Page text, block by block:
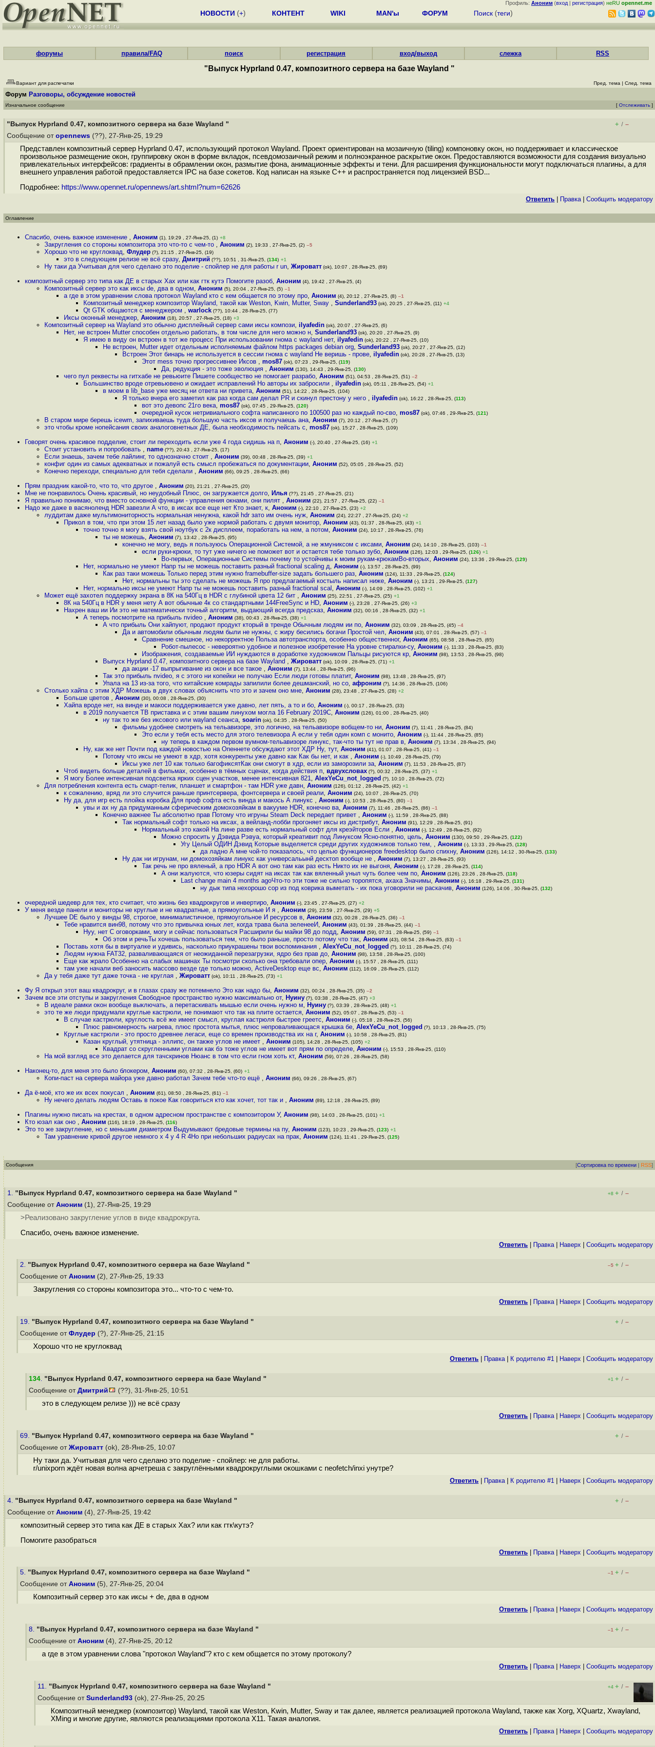
Профиль: Аноним (вход | регистрация) неRU opennet.me
НОВОСТИ (+) КОНТЕНТ WIKI MAN'ы ФОРУМ Поиск (теги)
форумы правила/FAQ поиск регистрация вход/выход слежка RSS
"Выпуск Hyprland 0.47, композитного сервера на базе Wayland "
Вариант для распечатки Пред. тема | След. тема
Форум Разговоры, обсуждение новостей
Изначальное сообщение [ Отслеживать ]
"Выпуск Hyprland 0.47, композитного сервера на базе Wayland " + / –
Сообщение от opennews (??), 27-Янв-25, 19:29
Представлен композитный сервер Hyprland 0.47, использующий протокол Wayland. Проект ориентирован на мозаичную (tiling) компоновку окон, но поддерживает и классическое
произвольное размещение окон, группировку окон в форме вкладок, псевдомозаичный режим и полноэкранное раскрытие окон. Предоставляются возможности для создания визуально
привлекательных интерфейсов: градиенты в обрамлении окон, размытие фона, анимационные эффекты и тени. Для расширения функциональности могут подключаться плагины, а для
внешнего управления работой предоставляется IPC на базе сокетов. Код написан на языке С++ и распространяется под лицензией BSD...
Подробнее: https://www.opennet.ru/opennews/art.shtml?num=62626
Ответить Правка| Cообщить модератору
Оглавление
Спасибо, очень важное изменение , Аноним (1), 19:29 , 27-Янв-25, (1) +8
Закругления со стороны композитора это что-то с чем-то , Аноним (2), 19:33 , 27-Янв-25, (2) –5
Хорошо что не круглоквад, Флудер (?), 21:15 , 27-Янв-25, (19)
это в следующем релизе не всё сразу, Дмитрий (??), 10:51 , 31-Янв-25, (134) +1
Ну таки да Учитывая для чего сделано это поделие - спойлер не для работы r un, Жироватт (ok), 10:07 , 28-Янв-25, (69)
композитный сервер это типа как ДЕ в старых Хах или как гтк кутэ Помогите разоб, Аноним (4), 19:42 , 27-Янв-25, (4)
Композитный сервер это как иксы de, два в одном, Аноним (5), 20:04 , 27-Янв-25, (5) –1
а где в этом уравнении слова протокол Wayland кто с кем общается по этому про, Аноним (4), 20:12 , 27-Янв-25, (8) –1
Композитный менеджер композитор Wayland, такой как Weston, Kwin, Mutter, Sway , Sunderland93 (ok), 20:25 , 27-Янв-25, (11) +4
Qt GTK общаются с менеджером , warlock (??), 10:44 , 28-Янв-25, (77)
Иксы оконный менеджер, Аноним (18), 20:57 , 27-Янв-25, (18) +3
Композитный сервер на Wayland это обычно дисплейный сервер сами иксы компози, ilyafedin (ok), 20:07 , 27-Янв-25, (6)
Нет, не встроен Mutter способен отдельно работать, в том числе для него можно н, Sunderland93 (ok), 20:20 , 27-Янв-25, (9)
Я имею в виду он встроен в тот же процесс При использовании гнома с wayland нет, ilyafedin (ok), 20:22 , 27-Янв-25, (10)
Не встроен, Mutter идет отдельным исполняемым файлом https packages debian org, Sunderland93 (ok), 20:27 , 27-Янв-25, (12)
Встроен Этот бинарь не используется в сессии гнома с wayland Не веришь - прове, ilyafedin (ok), 20:28 , 27-Янв-25, (13)
Этот mess точно прогрессивнее Иксов , mos87 (ok), 07:23 , 29-Янв-25, (119)
Да, редукция - это тоже эволюция , Аноним (130), 14:43 , 29-Янв-25, (130)
чего пул реквесты на гитхабе не ревьюите Пишете сообщество не помогает разрабо, Аноним (51), 04:53 , 28-Янв-25, (51) –2
Большинство вроде отревьювено и ожидает исправлений Но авторы их забросили , ilyafedin (ok), 05:11 , 28-Янв-25, (54) +1
в моем в lib_base уже месяц ни ответа ни привета, Аноним (51), 14:22 , 28-Янв-25, (104)
Я только вчера его заметил как раз когда сам делал PR и скинул престону у него , ilyafedin (ok), 16:22 , 28-Янв-25, (113)
вот это девопс 21го века, mos87 (ok), 07:45 , 29-Янв-25, (120)
очередной кусок нетривиального софта написанного по 100500 раз но каждый по-сво, mos87 (ok), 07:46 , 29-Янв-25, (121)
В старом мире берешь icewm, запихиваешь туда большую часть иксов и получаешь ана, Аноним (7), 20:12 , 27-Янв-25, (7)
это чтобы кроме нопейсания своих аналоговнетных ДЕ, была необходимость пейсать с, mos87 (ok), 15:27 , 28-Янв-25, (109)
Говорят очень красивое подделие, стоит ли переходить если уже 4 года сидишь на п, Аноним (-), 20:40 , 27-Янв-25, (16) +1
Стоит установить и попробовать , name (??), 20:43 , 27-Янв-25, (17)
Если знаешь, зачем тебе лайлинг, то однозначно стоит , Аноним (39), 00:48 , 28-Янв-25, (39) +1
конфиг один из самых адекватных и пожалуй есть смысл пробежаться по документации, Аноним (52), 05:05 , 28-Янв-25, (52)
Конечно переходи, специально для тебя сделали , Аноним (66), 09:25 , 28-Янв-25, (66)
Прям праздник какой-то, что то, что другое , Аноним (20), 21:21 , 27-Янв-25, (20)
Мне не понравилось Очень красивый, но неудобный Плюс, он загружается долго, Илья (??), 21:45 , 27-Янв-25, (21)
Я правильно понимаю, что вместо основной функции - управления окнами, они пилят , Аноним (22), 21:57 , 27-Янв-25, (22) –1
Надо же даже в васяноленд HDR завезли А что, в иксах все еще нет Кто знает, к, Аноним (-), 22:10 , 27-Янв-25, (23) +2
луддитам даже мультимониторность нормальная ненужна, какой hdr зато им очень нуж, Аноним (24), 22:27 , 27-Янв-25, (24) +2
Прикол в том, что при этом 15 лет назад было уже нормой работать с двумя монитор, Аноним (43), 01:37 , 28-Янв-25, (43) +1
точно точно я могу взять свой ноутбук с 2к дисплеем, поработать на нем, а потом, Аноним (24), 10:17 , 28-Янв-25, (76)
ты не можешь, Аноним (7), 13:42 , 28-Янв-25, (95)
конечно не могу, ведь я пользуюсь Операционной Системой, а не жмуниксом с иксами, Аноним (24), 14:10 , 28-Янв-25, (103) –1
если руки-крюки, то тут уже ничего не поможет вот и остается тебе только зубо, Аноним (126), 12:03 , 29-Янв-25, (126) +1
Во-первых, Операционные Системы почему то устойчивы к моим рукам-крюкамВо-вторых, Аноним (24), 13:36 , 29-Янв-25, (129)
Нет, нормально не умеют Напр ты не можешь поставить разный fractional scaling д, Аноним (-), 13:57 , 28-Янв-25, (99)
Как раз таки можешь Только перед этим нужно framebuffer-size задать большего раз, Аноним (124), 11:33 , 29-Янв-25, (124)
Нет, нормальны ты это сделать не можешь Я про предлагаемый костыль написал ниже, Аноним (-), 13:21 , 29-Янв-25, (127)
Нет, нормально иксы не умеют Напр ты не можешь поставить разный fractional scal , Аноним (-), 14:09 , 28-Янв-25, (102) +1
Может ещё захотел поддержку экрана в 8К на 540Гц в HDR с глубиной цвета 12 бит , Аноним (25), 22:51 , 27-Янв-25, (25) +1
8К на 540Гц в HDR у меня нету А вот обычные 4к со стандартными 144FreeSync и HD, Аноним (-), 23:28 , 27-Янв-25, (26) +3
Нахрен ваш ии Ии это не математически точный алгоритм, выдающий всегда предсказ, Аноним (32), 00:16 , 28-Янв-25, (32) +1
А теперь посмотрите на прибыль nvideo , Аноним (38), 00:43 , 28-Янв-25, (38) +1
А что прибыль Они хайпуют, продают продукт кторый в тренде Обычным людям ии по, Аноним (32), 03:09 , 28-Янв-25, (45) –4
Да и автомобили обычным людям были не нужны, с жиру бесились богачи Простой чел, Аноним (43), 07:01 , 28-Янв-25, (57) –1
Сравнение смешное, но некорректное Польза автотранспорта, особенно общественног, Аноним (65), 08:58 , 28-Янв-25, (65)
Робот-пылесос - невероятно удобное и полезное изобретение На уровне стиралки-су, Аноним (-), 11:33 , 28-Янв-25, (83)
Изображения, создаваемые ИИ нуждаются в доработке художником Пальцы рисуются кр, Аноним (98), 13:53 , 28-Янв-25, (98)
Выпуск Hyprland 0.47, композитного сервера на базе Wayland , Жироватт (ok), 10:09 , 28-Янв-25, (71) +1
да акции -17 выпрыгивание из окон и все такое , Аноним (7), 13:44 , 28-Янв-25, (96)
Так это прибыль nvideo, я с этого ни копейки не получаю Если люди готовы платит, Аноним (98), 13:48 , 28-Янв-25, (97)
Упала на 13 из-за того, что китайские комрады запилили более дешманский, но со, афроним (?), 14:36 , 28-Янв-25, (106)
Столько хайпа с этим ХДР Можешь в двух словах объяснить что это и зачем оно мне, Аноним (28), 23:48 , 27-Янв-25, (28) +2
Больше цветов , Аноним (30), 00:08 , 28-Янв-25, (30)
Хайпа вроде нет, на винде и макоси поддерживается уже давно, лет пять, а то и бо, Аноним (-), 00:17 , 28-Янв-25, (33)
в 2019 получается ТВ приставка и с этим вашим линухом могла 16 February 2019C, Аноним (126), 01:00 , 28-Янв-25, (40)
ну так то же без иксового или wayland сеанса, soarin (ok), 04:35 , 28-Янв-25, (50)
фильмы удобнее смотреть на тельавизоре, это логично, на тельавизоре вобщем-то ни, Аноним (7), 11:41 , 28-Янв-25, (84)
Это если у тебя есть место для этого телевизора А если у тебя один комп с монито, Аноним (-), 11:44 , 28-Янв-25, (85)
ну теперь в каждом первом вумном-тельавизоре линукс, так-что ты тут не прав в, Аноним (7), 13:34 , 28-Янв-25, (94)
Ну, как же нет Почти под каждой новостью на Опеннете обсуждают этот ХДР Ну, тут, Аноним (41), 01:07 , 28-Янв-25, (41) –1
Потому что иксы не умеют в хдр, хотя конкуренты уже давно как Как бы нет, и как , Аноним (-), 10:49 , 28-Янв-25, (79)
Иксы уже лет 10 как только багофиксятКак они смогут в хдр, если из заморозили за, Аноним (7), 11:53 , 28-Янв-25, (87)
Чтоб видеть больше деталей в фильмах, особенно в тёмных сценах, когда действия п, вдвухсловах (?), 00:32 , 28-Янв-25, (37) +1
Я могу Более интенсивная подсветка ярких сцен участков, менее интенсивная 821, AlexYeCu_not_logged (?), 10:10 , 28-Янв-25, (72)
Для потребления контента есть смарт-телик, планшет и смартфон - там HDR уже давн, Аноним (126), 01:12 , 28-Янв-25, (42) +1
к сожалению, вряд ли это случится раньше принтсервера, фонтсервера и своей реали, Аноним (24), 10:07 , 28-Янв-25, (70)
Ну да, для игр есть плойка коробка Для проф софта есть винда и макось А линукс , Аноним (-), 10:53 , 28-Янв-25, (80) –1
увы и ах ну да придуманным сферическим домохозяйкам в вакууме HDR, конечно ва, Аноним (7), 11:46 , 28-Янв-25, (86) –1
Конечно важнее Ты абсолютно прав Потому что игруны Steam Deck передает привет , Аноним (-), 11:59 , 28-Янв-25, (88)
Так нормальный софт только на иксах, а вейланд-лобби прогоняет иксы из дистрибут, Аноним (91), 12:29 , 28-Янв-25, (91)
Нормальный это какой На лине разве есть нормальный софт для креэйторов Если , Аноним (-), 12:49 , 28-Янв-25, (92)
Можно спросить у Дэвида Рэвуа, который креативит под Линуксом Ясно-понятно, цель, Аноним (130), 09:50 , 29-Янв-25, (122)
Угу Целый ОДИН Дэвид Которые выделяется среди других художников только тем, , Аноним (-), 13:33 , 29-Янв-25, (128)
да ладно А мне чой-то показалось, что целью функционеров freedesktop было спихну, Аноним (126), 14:12 , 30-Янв-25, (133)
Ну дак ни игрунам, ни домохозяйкам линукс как универсальынй десктоп вообще не , Аноним (7), 13:27 , 28-Янв-25, (93)
Так речь не про вяленый, а про HDR А вот оно там как раз есть Никто их не выгоня, Аноним (-), 17:28 , 28-Янв-25, (114)
А они жалуются, что юзеры сидят на иксах так как вяленный уныл чуть более чем по, Аноним (126), 23:26 , 28-Янв-25, (118)
Last change main 4 months agoЧто-то эти тоже не сильно торопятся, ахаха Значимы, Аноним (-), 16:18 , 29-Янв-25, (131)
ну дык типа нехорошо сор из под коврика выметать - их пока уговорили не раскачив, Аноним (126), 14:06 , 30-Янв-25, (132)
очередной шедевр для тех, кто считает, что жизнь без квадрокругов и инвертиро, Аноним (-), 23:45 , 27-Янв-25, (27) +2
У меня везде панели и мониторы не круглые и не квадратные, а прямоугольные И я , Аноним (29), 23:59 , 27-Янв-25, (29) +5
Лучшее DE было у винды 98, строгое, минималистичное, прямоугольное И ресурсов в, Аноним (32), 00:28 , 28-Янв-25, (36) –1
Тебе нравится вин98, потому что это привычка юных лет, когда трава была зеленееИ, Аноним (43), 01:39 , 28-Янв-25, (44) –1
Нуу, нет С оговорками, могу и сейчас пользоваться Расширили бы майки 98 до подд, Аноним (59), 07:31 , 28-Янв-25, (59) –1
Об этом и речьТы хочешь пользоваться тем, что было раньше, просто потому что так, Аноним (43), 08:54 , 28-Янв-25, (63) –1
Поставь хотя бы в виртуалке и удивись, насколько приукрашены твои воспоминания , AlexYeCu_not_logged (?), 10:11 , 28-Янв-25, (74)
Людям нужна FAT32, разваливающаяся от неожиданной перезагрузки, ядро без прав до, Аноним (98), 13:58 , 28-Янв-25, (100)
Еще как жрало Особенно на слабых машинах Ты посмотри сколько она требовали опер, Аноним (-), 15:57 , 28-Янв-25, (111)
там уже начали веб заносить массово везде где только можно, ActiveDesktop еще вс, Аноним (112), 16:09 , 28-Янв-25, (112)
Да у тебя даже тут даже точка - не круглая , Жироватт (ok), 10:11 , 28-Янв-25, (73) +1
Фу Я открыл этот ваш квадрокруг, и в глазах сразу же потемнело Это как надо бы, Аноним (32), 00:24 , 28-Янв-25, (35) –2
Зачем все эти отступы и закругления Свободное пространство нужно максимально от, Нуину (?), 03:38 , 28-Янв-25, (47) +3
В идеале рамки окон вообще выключать, а перетаскивать мышью если очень нужно м, Нуину (?), 03:39 , 28-Янв-25, (48) +1
это те же люди придумали круглые кастрюли, не понимают что так на плите остается, Аноним (52), 05:07 , 28-Янв-25, (53) –1
В случае кастрюли, круглость всё же имеет смысл, круглая кастрюля быстрее греетс, Аноним (-), 05:18 , 28-Янв-25, (56)
Плюс равномерность нагрева, плюс простота мытья, плюс непроваливающася крышка бе, AlexYeCu_not_logged (?), 10:13 , 28-Янв-25, (75)
Круглые кастрюли - это просто древнее легаси, еще со времен производства их на г, Аноним (-), 10:58 , 28-Янв-25, (81)
Казан круглый, утятница - эллипс, он также углов не имеет , Аноним (105), 14:28 , 28-Янв-25, (105) +2
Квадрат со скругленными углами как бэ тоже углов не имеет вот прям по определе, Аноним (-), 15:53 , 28-Янв-25, (110)
На мой взгляд все это делается для тачскринов Нюанс в том что если гном хоть кт, Аноним (59), 07:26 , 28-Янв-25, (58)
Наконец-то, для меня это было блокером, Аноним (60), 07:32 , 28-Янв-25, (60) +1
Копи-паст на сервера майора уже давно работал Зачем тебе что-то ещё , Аноним (66), 09:26 , 28-Янв-25, (67)
Да ё-моё, кто же их всех покусал , Аноним (61), 08:50 , 28-Янв-25, (61) –1
Ну нечего делать людям Оставь в покое Как говориться кто как хочет, тот так и , Аноним (89), 12:18 , 28-Янв-25, (89)
Плагины нужно писать на крестах, в одном адресном пространстве с композитором У, Аноним (98), 14:03 , 28-Янв-25, (101) +1
Кто юзал как оно , Аноним (116), 18:19 , 28-Янв-25, (116)
Это то же закругление, но с меньшим диаметром Выдумывают бредовые термины на пу, Аноним (123), 10:23 , 29-Янв-25, (123) +1
Там уравнение кривой другое немного x 4 y 4 R 4Но при небольших радиусах на прак, Аноним (124), 11:41 , 29-Янв-25, (125)
Сообщения [Сортировка по времени | RSS]
1. "Выпуск Hyprland 0.47, композитного сервера на базе Wayland " +8 + / –
Сообщение от Аноним (1), 27-Янв-25, 19:29
>Реализовано закругление углов в виде квадрокруга.
Спасибо, очень важное изменение.
Ответить Правка| Наверх Cообщить модератору
2. "Выпуск Hyprland 0.47, композитного сервера на базе Wayland " –5 + / –
Сообщение от Аноним (2), 27-Янв-25, 19:33
Закругления со стороны композитора это... что-то с чем-то.
Ответить Правка| Наверх Cообщить модератору
19. "Выпуск Hyprland 0.47, композитного сервера на базе Wayland " + / –
Сообщение от Флудер (?), 27-Янв-25, 21:15
Хорошо что не круглоквад
Ответить Правка| К родителю #1 Наверх Cообщить модератору
134. "Выпуск Hyprland 0.47, композитного сервера на базе Wayland " +1 + / –
Сообщение от Дмитрий (??), 31-Янв-25, 10:51
это в следующем релизе ))) не всё сразу
Ответить Правка| Наверх Cообщить модератору
69. "Выпуск Hyprland 0.47, композитного сервера на базе Wayland " + / –
Сообщение от Жироватт (ok), 28-Янв-25, 10:07
Ну таки да. Учитывая для чего сделано это поделие - спойлер: не для работы.
r/unixporn ждёт новая волна арчетреша с закруглёнными квадрокруглыми окошками с neofetch/inxi унутре?
Ответить Правка| К родителю #1 Наверх Cообщить модератору
4. "Выпуск Hyprland 0.47, композитного сервера на базе Wayland " + / –
Сообщение от Аноним (4), 27-Янв-25, 19:42
композитный сервер это типа как ДЕ в старых Хах? или как гтк\кутэ?
Помогите разобраться
Ответить Правка| Наверх Cообщить модератору
5. "Выпуск Hyprland 0.47, композитного сервера на базе Wayland " –1 + / –
Сообщение от Аноним (5), 27-Янв-25, 20:04
Композитный сервер это как иксы + de, два в одном
Ответить Правка| Наверх Cообщить модератору
8. "Выпуск Hyprland 0.47, композитного сервера на базе Wayland " –1 + / –
Сообщение от Аноним (4), 27-Янв-25, 20:12
а где в этом уравнении слова "протокол Wayland"? кто с кем общается по этому протоколу?
Ответить Правка| Наверх Cообщить модератору
11. "Выпуск Hyprland 0.47, композитного сервера на базе Wayland " +4 + / –
Сообщение от Sunderland93 (ok), 27-Янв-25, 20:25
Композитный менеджер (композитор) Wayland, такой как Weston, Kwin, Mutter, Sway и так далее, является реализацией протокола Wayland, также как Xorg, XQuartz, Xwayland,
XMing и многие другие, являются реализациями протокола X11. Такая аналогия.
Ответить Правка| Наверх Cообщить модератору